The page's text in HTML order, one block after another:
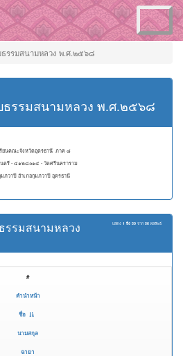
Toggle
navigation
รรมสนามหลวง พ.ศ.๒๕๖๘
ธรรมสนามหลวง พ.ศ.๒๕๖๘
รียนคณะจังหวัดอุดรธานี ภาค ๘
ตรี - ๔๑๒๘๐๑๔ - วัดศรีนคราราม
ภวาปี อำเภอกุมภวาปี อุดรธานี
แสดง 1 ถึง 50 จาก 56 ผลลัพธ์
รรมสนามหลวง
#
คำนำหน้า
ชื่อ
นามสกุล
ฉายา